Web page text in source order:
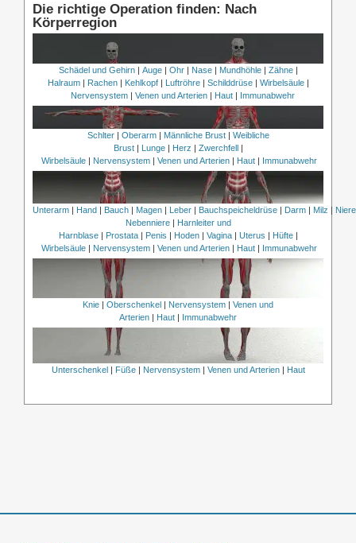
Die richtige Operation finden: Nach
Körperregion
Schädel und Gehirn| Auge| Ohr| Nase| Mundhöhle| Zähne|
Halraum| Rachen| Kehlkopf| Luftröhre| Schilddrüse| Wirbelsäule|
Nervensystem | Venen und Arterien | Haut | Immunabwehr
Schlter| Oberarm| Männliche Brust| Weibliche
Brust| Lunge| Herz | Zwerchfell|
Wirbelsäule | Nervensystem | Venen und Arterien | Haut | Immunabwehr
Unterarm| Hand| Bauch| Magen| Leber| Bauchspeicheldrüse| Darm| Milz |
Nebenniere| Harnleiter und
Harnblase| Prostata| Penis | Hoden| Vagina| Uterus | Hüfte|
Wirbelsäule | Nervensystem | Venen und Arterien | Haut | Immunabwehr
Knie Oberschenkel Nervensystem
Venen und
Arterien
Haut Immunabwehr
Unterschenkel Füße| Nervensystem| Venen und Arterien| Haut